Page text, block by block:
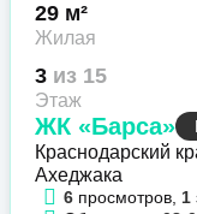
29 м²
Жилая
3 из 15
Этаж
ЖК «Барса»
Краснодарский
Ахеджака
6 просмотров, 1